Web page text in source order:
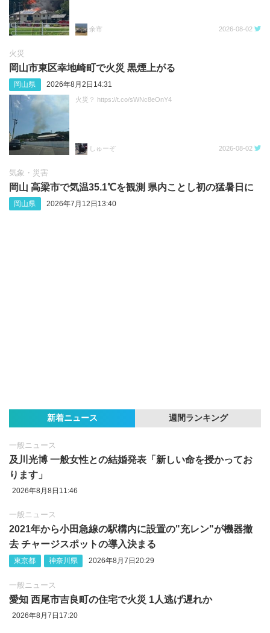
余市 2026-08-02
火災
岡山市東区幸地崎町で火災 黒煙上がる
岡山県 2026年8月2日14:31
火災？ https://t.co/sWNc8eOnY4
しゅーぞ 2026-08-02
気象・災害
岡山 高梁市で気温35.1℃を観測 県内ことし初の猛暑日に
岡山県 2026年7月12日13:40
新着ニュース 週間ランキング
一般ニュース
及川光博 一般女性との結婚発表「新しい命を授かってお
ります」
2026年8月8日11:46
一般ニュース
2021年から小田急線の駅構内に設置の"充レン"が機器撤
去 チャージスポットの導入決まる
東京都 神奈川県 2026年8月7日20:29
一般ニュース
愛知 西尾市吉良町の住宅で火災 1人逃げ遅れか
2026年8月7日17:20